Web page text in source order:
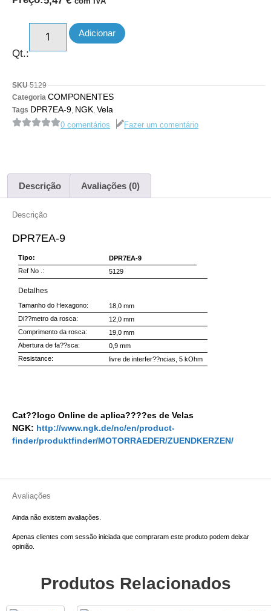
Qt.:
Adicionar
SKU 5129
Categoria COMPONENTES
Tags DPR7EA-9, NGK, Vela
0 comentários Fazer um comentário
Descrição Avaliações (0)
Descrição
DPR7EA-9
Tipo:
DPR7EA-9
Ref No .:
5129
Detalhes
Tamanho do Hexagono:
18,0 mm
Di??metro da rosca:
12,0 mm
Comprimento da rosca:
19,0 mm
Abertura de fa??sca:
0,9 mm
Resistance:
livre de interfer??ncias, 5 kOhm
Cat??logo Online de aplica????es de Velas
NGK: http://www.ngk.de/nc/en/product-
finder/produktfinder/MOTORRAEDER/ZUENDKERZEN/
Avaliações
Ainda não existem avaliações.
Apenas clientes com sessão iniciada que compraram este produto podem deixar
opinião.
Produtos Relacionados